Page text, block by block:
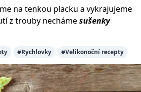
na tenkou placku a vykrajujeme
z trouby nechámesušenky
#Rychlovky #Velikonoční recepty